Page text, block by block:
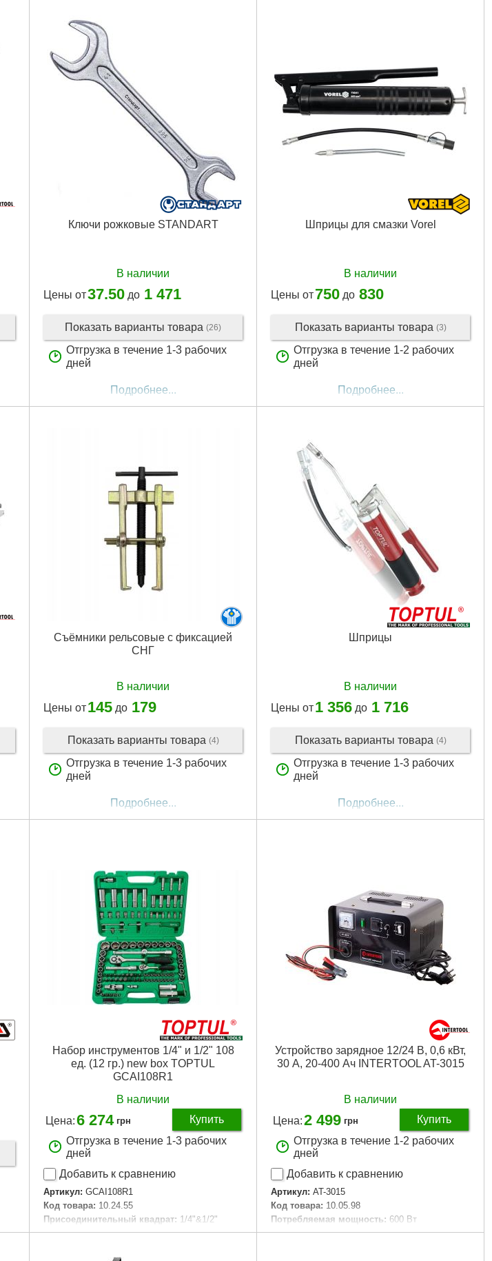
Вес брутто: 910 г
Подробнее...
Ключи рожковые STANDART
В наличии
Цены от37.50 до 1 471
Показать варианты товара (26)
Отгрузка в течение 1-3 рабочих
дней
Подробнее...
Шприцы для смазки Vorel
В наличии
Цены от750 до 830
Показать варианты товара (3)
Отгрузка в течение 1-2 рабочих
дней
Подробнее...
Съёмники рельсовые с фиксацией
СНГ
В наличии
Цены от145 до 179
Показать варианты товара (4)
Отгрузка в течение 1-3 рабочих
дней
Подробнее...
Шприцы
В наличии
Цены от1 356 до 1 716
Показать варианты товара (4)
Отгрузка в течение 1-3 рабочих
дней
Подробнее...
Набор инструментов 1/4" и 1/2" 108
ед. (12 гр.) new box TOPTUL
GCAI108R1
В наличии
Цена:6 274 грн
Купить
Отгрузка в течение 1-3 рабочих
дней
Добавить к сравнению
Артикул: GCAI108R1
Код товара: 10.24.55
Присоединительный квадрат: 1/4"&1/2"
Кол-во единиц: 108 ед.
Устройство зарядное 12/24 В, 0,6 кВт,
30 А, 20-400 Ач INTERTOOL AT-3015
В наличии
Цена:2 499 грн
Купить
Отгрузка в течение 1-2 рабочих
дней
Добавить к сравнению
Артикул: AT-3015
Код товара: 10.05.98
Потребляемая мощность: 600 Вт
Напряжение питания: 230 В